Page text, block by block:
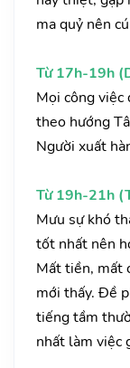
ma quỷ nên
Từ 17h-19h
Mọi công
theo hướng
Người xuất
Từ 19h-21h
Mưu sự khó
tốt nhất nên
Mất tiền, mất
mới thấy. Đề
tiếng tầm
nhất làm việc